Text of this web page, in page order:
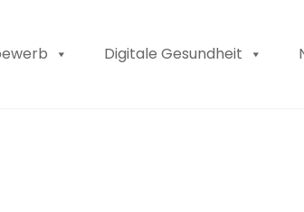
Digitale Gesundheit